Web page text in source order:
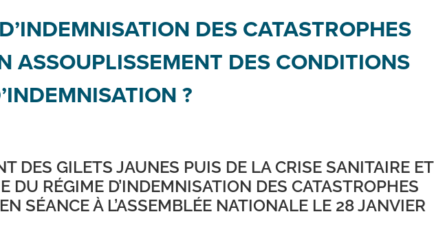
DES CATASTROPHES
ASSOUPLISSEMENT DES CONDITIONS
?
DES GILETS JAUNES PUIS DE LA CRISE SANITAIRE ET
DU RÉGIME D’INDEMNISATION DES CATASTROPHES
SÉANCE À L’ASSEMBLÉE NATIONALE LE 28 JANVIER